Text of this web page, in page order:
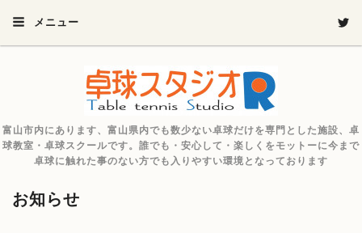
メニュー
富山市内にあります、富山県内でも数少ない卓球だけを専門とした施設、卓
球教室・卓球スクールです。誰でも・安心して・楽しくをモットーに今まで
卓球に触れた事のない方でも入りやすい環境となっております
お知らせ